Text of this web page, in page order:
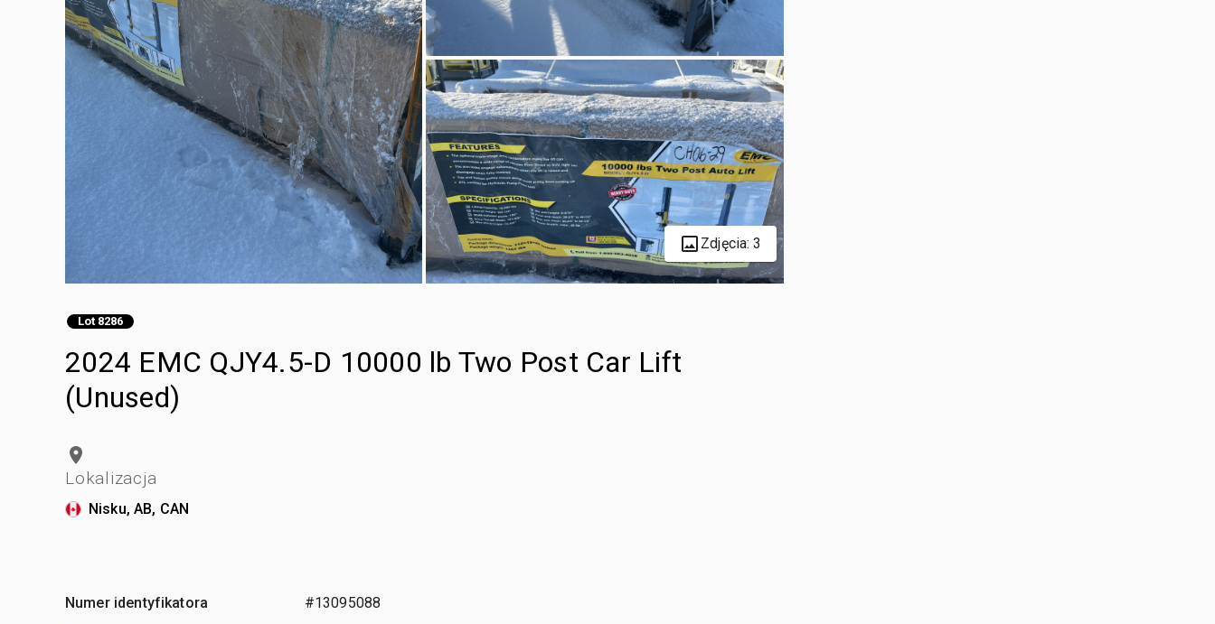
Zdjęcia: 3
Lot 8286
2024 EMC QJY4.5-D 10000 lb Two Post Car Lift
(Unused)
Lokalizacja
Nisku, AB, CAN
Numer identyfikatora #13095088